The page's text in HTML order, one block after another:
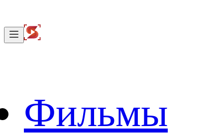
Фильмы